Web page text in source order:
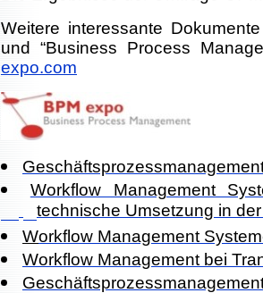
Weitere interessante
und “Business Process
expo.com
Workflow Management
technische Umsetzung in
Workflow Management
Workflow Management bei